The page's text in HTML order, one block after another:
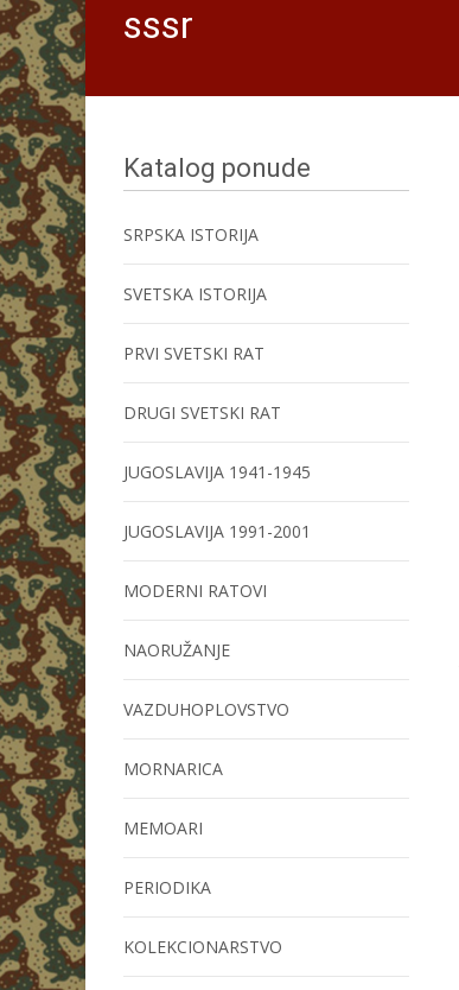
sssr
Katalog ponude
SRPSKA ISTORIJA
SVETSKA ISTORIJA
PRVI SVETSKI RAT
DRUGI SVETSKI RAT
JUGOSLAVIJA 1941-1945
JUGOSLAVIJA 1991-2001
MODERNI RATOVI
NAORUŽANJE
VAZDUHOPLOVSTVO
MORNARICA
MEMOARI
PERIODIKA
KOLEKCIONARSTVO